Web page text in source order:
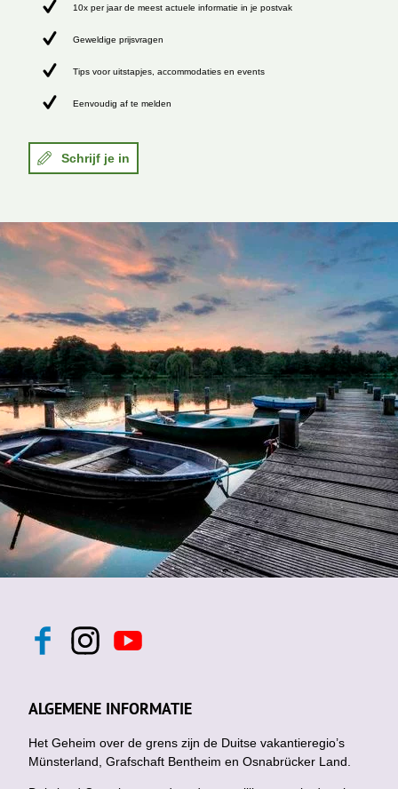
10x per jaar de meest actuele informatie in je postvak
Geweldige prijsvragen
Tips voor uitstapjes, accommodaties en events
Eenvoudig af te melden
Schrijf je in
F
b
o
k
I
n
a
g
a
m
Y
o
u
b
ALGEMENE INFORMATIE
Het Geheim over de grens zijn de Duitse vakantieregio’s
Münsterland, Grafschaft Bentheim en Osnabrücker Land.